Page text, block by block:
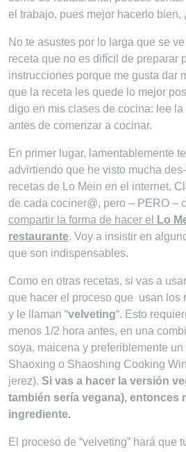
el trabajo, pues mejor hacerlo bien,
No te asustes por lo larga que se
receta que no es difícil de preparar
instrucciones porque me gusta dar
que la receta les quede lo mejor
digo en mis clases de cocina: lee
antes de comenzar a cocinar.
En primer lugar, lamentablemente
advirtiendo que he visto mucha
recetas de Lo Mein en el internet.
de cada cociner@, pero – PERO –
compartir la forma de hacer el
Lo
restaurante. Voy a insistir en
que son indispensables.
Como en otras recetas, si vas a
que hacer el proceso que usan los
y le llaman “velveting“. Esto
menos 1/2 hora antes, en una
soya, maicena y preferiblemente
Shaoxing o Shaoshing Cooking
jerez). Si vas a hacer la versión
también sería vegana), entonces
ingrediente.
El proceso de “velveting” hará que